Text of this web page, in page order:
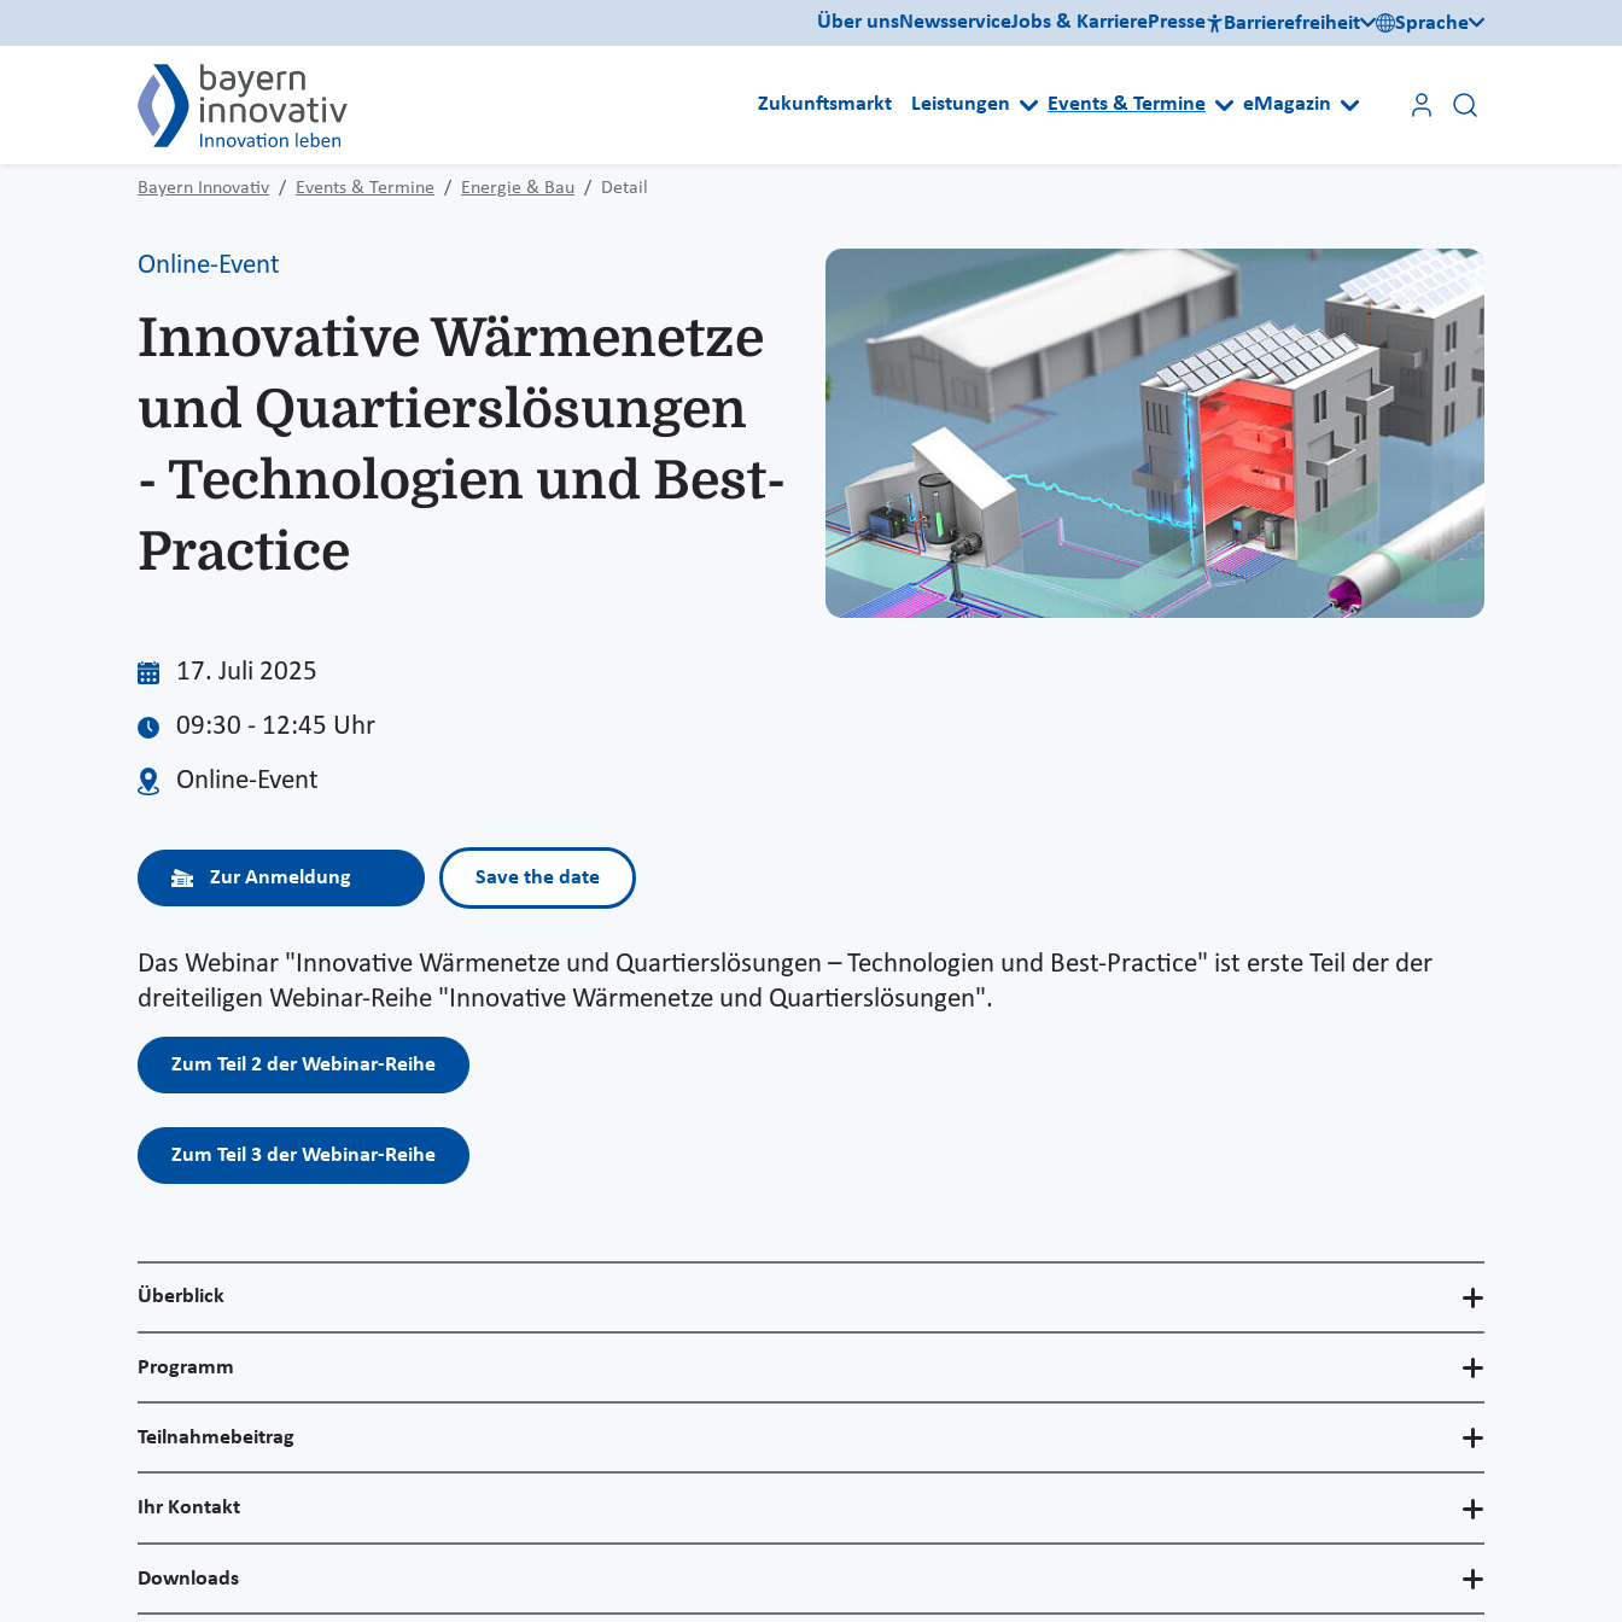
Über unsNewsserviceJobs & KarrierePresse Barrierefreiheit Sprache
Zukunftsmarkt Leistungen Events & Termine eMagazin
Bayern Innovativ Events & Termine Energie & Bau Detail
Online-Event
Innovative Wärmenetze
und Quartierslösungen
- Technologien und Best-
Practice
17. Juli 2025
09:30 - 12:45 Uhr
Online-Event
Zur Anmeldung Save the date
Das Webinar "Innovative Wärmenetze und Quartierslösungen – Technologien und Best-Practice" ist erste Teil der der
dreiteiligen Webinar-Reihe "Innovative Wärmenetze und Quartierslösungen".
Zum Teil 2 der Webinar-Reihe
Zum Teil 3 der Webinar-Reihe
Überblick
Programm
Teilnahmebeitrag
Ihr Kontakt
Downloads